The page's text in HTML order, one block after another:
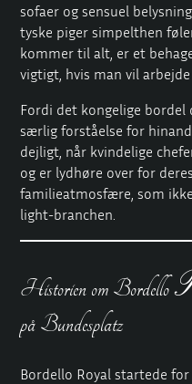
sofaer og sensuel
tyske piger simpelthen
kommer til alt, er et
vigtigt, hvis man vil
Fordi det kongelige bordel
særlig forståelse for
dejligt, når kvindelige
og er lydhøre over for
familieatmosfære, som
light-branchen.
Historien om Bordello
på Bundesplatz
Bordello Royal startede